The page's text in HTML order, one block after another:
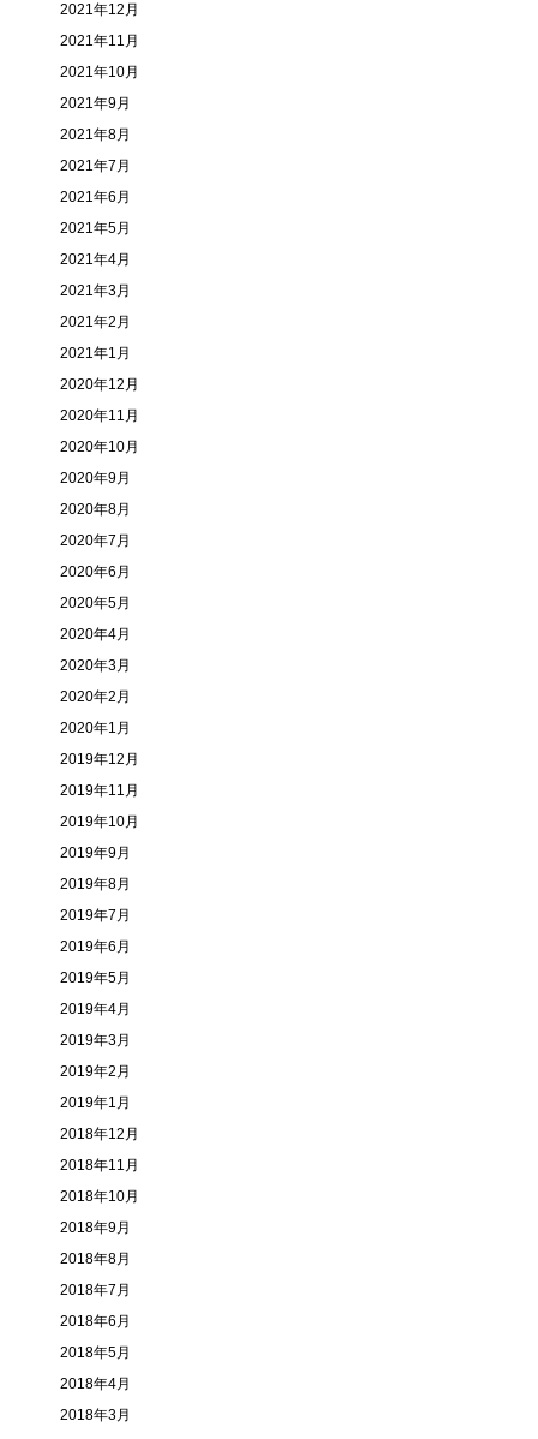
2021年12月
2021年11月
2021年10月
2021年9月
2021年8月
2021年7月
2021年6月
2021年5月
2021年4月
2021年3月
2021年2月
2021年1月
2020年12月
2020年11月
2020年10月
2020年9月
2020年8月
2020年7月
2020年6月
2020年5月
2020年4月
2020年3月
2020年2月
2020年1月
2019年12月
2019年11月
2019年10月
2019年9月
2019年8月
2019年7月
2019年6月
2019年5月
2019年4月
2019年3月
2019年2月
2019年1月
2018年12月
2018年11月
2018年10月
2018年9月
2018年8月
2018年7月
2018年6月
2018年5月
2018年4月
2018年3月